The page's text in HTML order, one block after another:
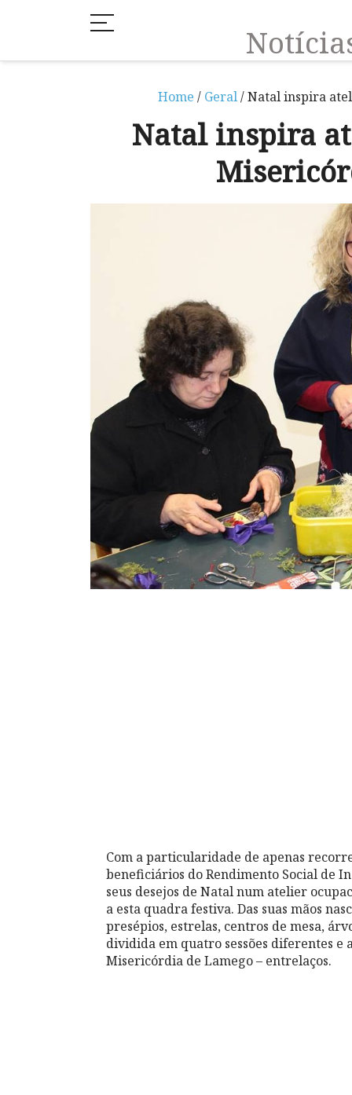
Home / Geral/ Natal inspira
Natal inspira
Com a particularidade de apenas
beneficiários do Rendimento Social de
seus desejos de Natal num atelier
a esta quadra festiva. Das suas mãos
presépios, estrelas, centros de mesa,
dividida em quatro sessões diferentes
Misericórdia de Lamego – entrelaços.